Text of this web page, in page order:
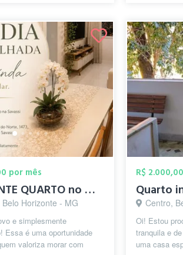
por mês
EXCELENTE QUARTO no MELHOR PRÉDIO da SA...
Belo Horizonte - MG
e simplesmente
Essa é uma oportunidade
valoriza morar com
R$
Centro,
Oi! Estou
tranquila e
uma casa